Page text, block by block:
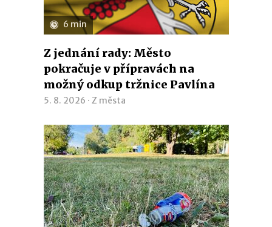
6 min
Z jednání rady: Město
pokračuje v přípravách na
možný odkup tržnice Pavlína
5. 8. 2026 · Z města